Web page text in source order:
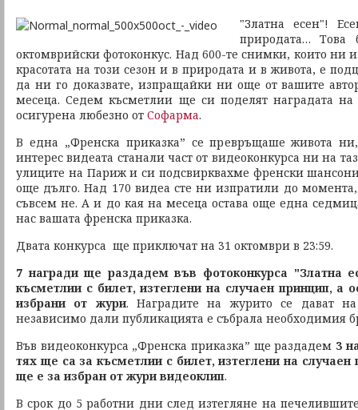
"Златна есен"!
природата…
октомврийски фотоконкус. Над 600-те снимки, които ни
красотата на този сезон и в природата и в живота, е
да ни го доказвате, изпращайки ни още от вашите
месеца. Седем късметлии ще си поделят наградата на
осигурена любезно от Софарма.
В една „Френска приказка” се превръщаше живота
интерес видеата станали част от видеоконкурса ни на
улиците на Париж и си подсвирквахме френски
още дълго. Над 170 видеа сте ни изпратили до
съвсем не. А и до кая на месеца остава още една
нас вашата френска приказка.
Двата конкурса ще приключат на 31 октомври в 23:59.
7 награди ще раздадем във фотоконкурса "Златна
късметлии с билет, изтеглени на случаен принцип, а
избрани от жури. Наградите на журито се дават
независимо дали публикацията е събрала необходимия
Във видеоконкурса „Френска приказка” ще раздадем 3
тях ще са за късметлии с билет, изтеглени на
ще е за избран от жури видеоклип.
В срок до 5 работни дни след изтегляне на